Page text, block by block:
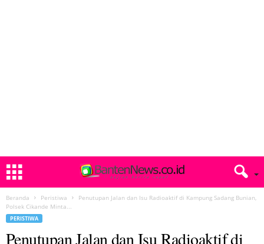
Beranda Peristiwa
Penutupan Jalan dan Isu Radioaktif di Kampung Sadang Bunian,
Polsek Cikande Minta...
PERISTIWA
Penutupan Jalan dan Isu Radioaktif di